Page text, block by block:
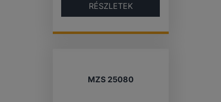
RÉSZLETEK
MZS 25080